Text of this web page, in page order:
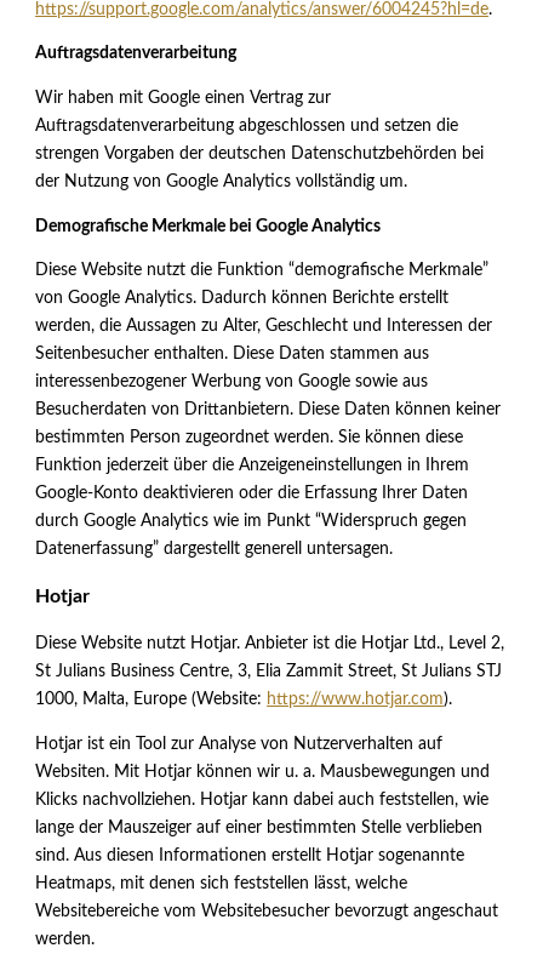
https://support.google.com/analytics/answer/6004245?hl=de.
Auftragsdatenverarbeitung
Wir haben mit Google einen Vertrag zur
Auftragsdatenverarbeitung abgeschlossen und setzen die
strengen Vorgaben der deutschen Datenschutzbehörden bei
der Nutzung von Google Analytics vollständig um.
Demografische Merkmale bei Google Analytics
Diese Website nutzt die Funktion “demografische Merkmale”
von Google Analytics. Dadurch können Berichte erstellt
werden, die Aussagen zu Alter, Geschlecht und Interessen der
Seitenbesucher enthalten. Diese Daten stammen aus
interessenbezogener Werbung von Google sowie aus
Besucherdaten von Drittanbietern. Diese Daten können keiner
bestimmten Person zugeordnet werden. Sie können diese
Funktion jederzeit über die Anzeigeneinstellungen in Ihrem
Google-Konto deaktivieren oder die Erfassung Ihrer Daten
durch Google Analytics wie im Punkt “Widerspruch gegen
Datenerfassung” dargestellt generell untersagen.
Hotjar
Diese Website nutzt Hotjar. Anbieter ist die Hotjar Ltd., Level 2,
St Julians Business Centre, 3, Elia Zammit Street, St Julians STJ
1000, Malta, Europe (Website: https://www.hotjar.com).
Hotjar ist ein Tool zur Analyse von Nutzerverhalten auf
Websiten. Mit Hotjar können wir u. a. Mausbewegungen und
Klicks nachvollziehen. Hotjar kann dabei auch feststellen, wie
lange der Mauszeiger auf einer bestimmten Stelle verblieben
sind. Aus diesen Informationen erstellt Hotjar sogenannte
Heatmaps, mit denen sich feststellen lässt, welche
Websitebereiche vom Websitebesucher bevorzugt angeschaut
werden.